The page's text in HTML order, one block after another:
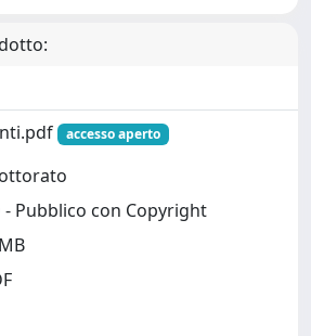
accesso aperto
- Pubblico con Copyright